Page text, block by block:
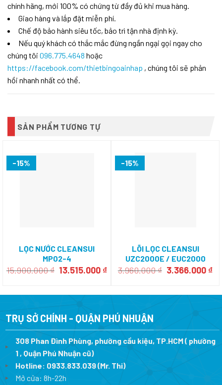
chính hãng, mới 100% có chứng từ đầy đủ khi mua hàng.
Giao hàng và lắp đặt miễn phí.
Chế độ bảo hành siêu tốc, bảo trì tận nhà định kỳ.
Nếu quý khách có thắc mắc đừng ngần ngại gọi ngay cho
chúng tôi 096.775.4648 hoặc
https://facebook.com/thietbingoainhap , chúng tôi sẽ phản
hồi nhanh nhất có thể.
SẢN PHẨM TƯƠNG TỰ
-15%
LỌC NƯỚC CLEANSUI
MP02-4
15.900.000₫ Giá
15.900.000 ₫.
13.515.000 ₫Giá
là:
-15%
LÕI LỌC CLEANSUI
UZC2000E / EUC2000
3.960.000₫ Giá
3.960.000 ₫.
3.366.000 ₫
là:
TRỤ SỞ CHÍNH - QUẬN PHÚ NHUẬN
308 Phan Đình Phùng, phường cầu kiệu, TP.HCM ( phường
1 , Quận Phú Nhuận cũ)
Hotline: 0933.833.039(Mr. Thi)
Mở cửa: 8h-22h